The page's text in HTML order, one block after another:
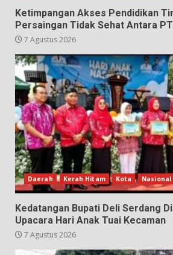
Ketimpangan Akses Pendidikan
Persaingan Tidak Sehat Antara
7 Agustus 2026
Daerah Kerah Hitam Kota Nasional
Kedatangan Bupati Deli Serdang
Upacara Hari Anak Tuai Kecaman
7 Agustus 2026